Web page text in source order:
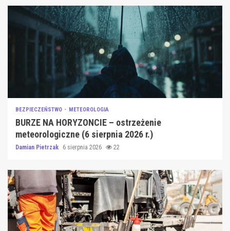
BEZPIECZEŃSTWO METEOROLOGIA
BURZE NA HORYZONCIE – ostrzeżenie
meteorologiczne (6 sierpnia 2026 r.)
Damian Pietrzak 6 sierpnia 2026 22